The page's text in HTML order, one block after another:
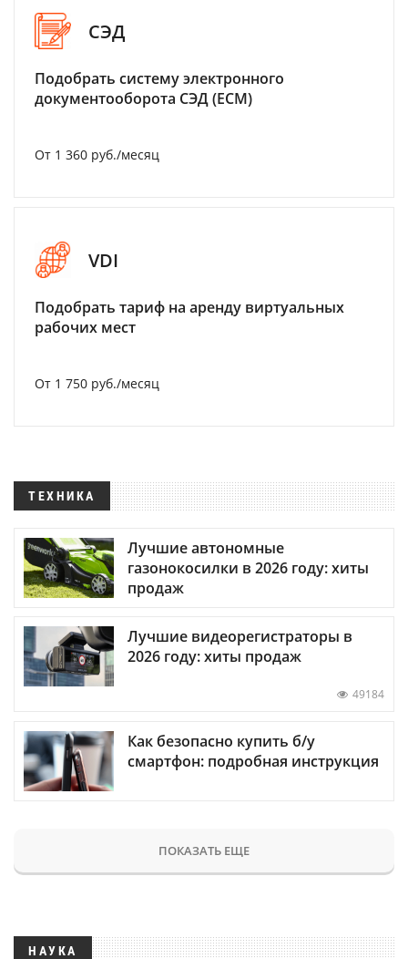
СЭД
Подобрать систему электронного
документооборота СЭД (ECM)
От 1 360 руб./месяц
VDI
Подобрать тариф на аренду виртуальных
рабочих мест
От 1 750 руб./месяц
ТЕХНИКА
Лучшие автономные
газонокосилки в 2026 году: хиты
продаж
Лучшие видеорегистраторы в
2026 году: хиты продаж
49184
Как безопасно купить б/у
смартфон: подробная инструкция
ПОКАЗАТЬ ЕЩЕ
НАУКА